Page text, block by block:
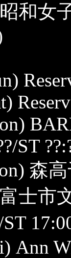
和女
ST
森
士市
Ann